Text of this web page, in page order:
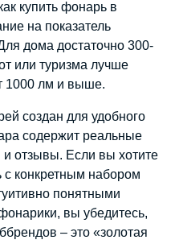
купить фонарь в
на показатель
дома достаточно 300-
или туризма лучше
1000 лм и выше.
создан для удобного
содержит реальные
и отзывы. Если вы хотите
с конкретным набором
понятными
вы убедитесь,
– это «золотая